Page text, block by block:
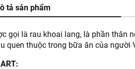
tả sản phẩm
gọi là rau khoai lang, là phần thân
quen thuộc trong bữa ăn của người